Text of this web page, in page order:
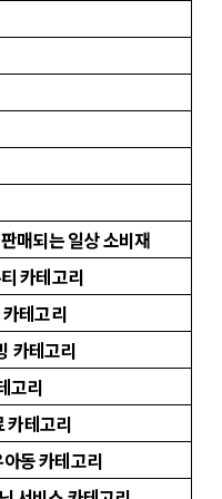
매되는 일상 소비재
카테고리
테고리
카테고리
고리
테고리
동 카테고리